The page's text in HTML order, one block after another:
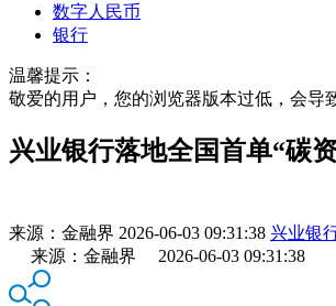
数字人民币
银行
温馨提示：
敬爱的用户，您的浏览器版本过低，会导
兴业银行落地全国首单“碳
来源： 金融界 2026-06-03 09:31:38 兴业银
来源：金融界 2026-06-03 09:31:38